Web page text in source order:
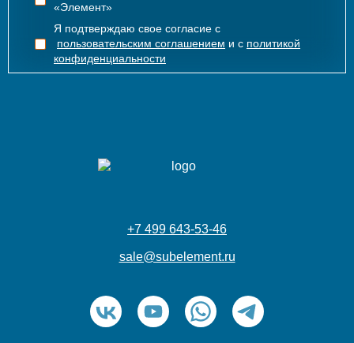
«Элемент»
Я подтверждаю свое согласие с
пользовательским соглашением и с политикой
конфиденциальности
+7 499 643-53-46
sale@subelement.ru